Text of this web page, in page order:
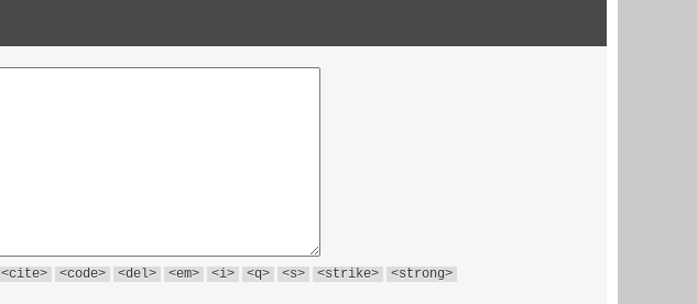
<cite> <code> <del> <em> <i> <q> <s> <strike> <strong>